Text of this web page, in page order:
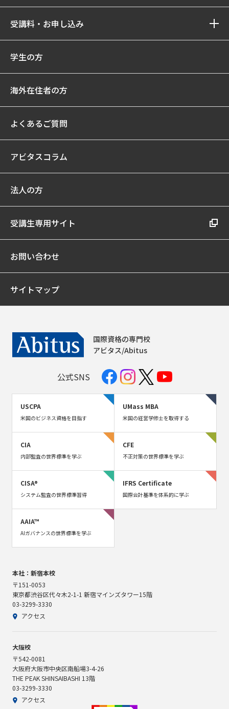
受講料・お申し込み
学生の方
海外在住者の方
よくあるご質問
アビタスコラム
法人の方
受講生専用サイト
お問い合わせ
サイトマップ
国際資格の専門校
アビタス/Abitus
公式SNS
USCPA
米国のビジネス資格を目指す
UMass MBA
米国の経営学修士を取得する
CIA
内部監査の世界標準を学ぶ
CFE
不正対策の世界標準を学ぶ
CISA®
システム監査の世界標準習得
IFRS Certificate
国際会計基準を体系的に学ぶ
AAIA™
AIガバナンスの世界標準を学ぶ
本社：新宿本校
〒151-0053
東京都渋谷区代々木2-1-1 新宿マインズタワー15階
03-3299-3330
アクセス
大阪校
〒542-0081
大阪府大阪市中央区南船場3-4-26
THE PEAK SHINSAIBASHI 13階
03-3299-3330
アクセス